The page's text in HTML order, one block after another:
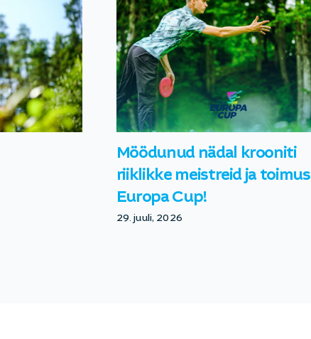
Möödunud nädal krooniti
riiklikke meistreid ja toimus
Europa Cup!
29. juuli, 2026